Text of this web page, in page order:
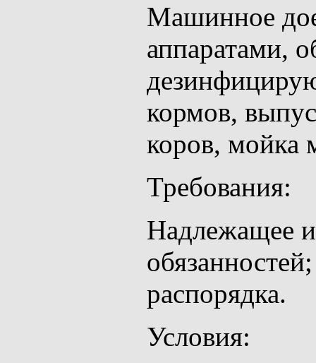
Машинное
аппаратами,
кормов,
коров, мойка
Требования:
Надлежащее
распорядка.
Условия: